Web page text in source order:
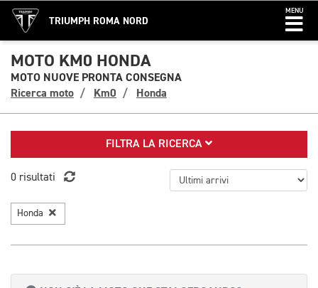
TRIUMPH ROMA NORD
MENU
MOTO KM0 HONDA
MOTO NUOVE PRONTA CONSEGNA
Ricerca moto
Km0 Honda
FILTRA LA RICERCA
0 risultati
Honda